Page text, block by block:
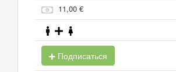
11,00 €
Подписаться